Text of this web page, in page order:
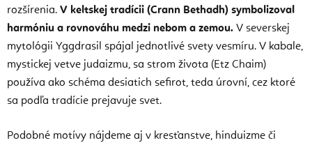
rozšírenia. V keltskej tradícii (Crann Bethadh) symbolizoval
harmóniu a rovnováhu medzi nebom a zemou. V severskej
mytológii Yggdrasil spájal jednotlivé svety vesmíru. V kabale,
mystickej vetve judaizmu, sa strom života (Etz Chaim)
používa ako schéma desiatich sefirot, teda úrovní, cez ktoré
sa podľa tradície prejavuje svet.
Podobné motívy nájdeme aj v kresťanstve, hinduizme či